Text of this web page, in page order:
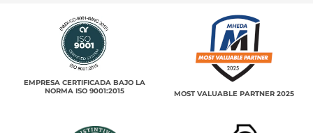
EMPRESA CERTIFICADA BAJO LA
NORMA ISO 9001:2015
MOST VALUABLE PARTNER 2025